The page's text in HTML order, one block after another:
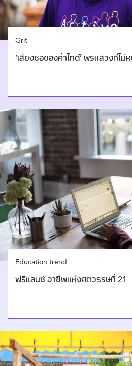
Grit
‘เสียงซอของคำไทด์’ พรแสวงที่ไ
Education trend
ฟรีแลนซ์ อาชีพแห่งศตวรรษที่ 21